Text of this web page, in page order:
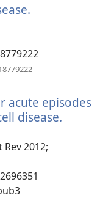
окне)
окне)
acute episodes
disease.
2012;